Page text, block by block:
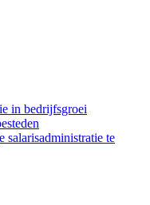
in bedrijfsgroei
salarisadministratie te